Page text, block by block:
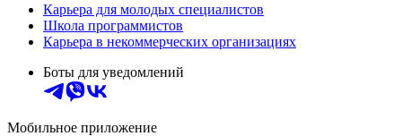
Карьера для молодых специалистов
Школа программистов
Карьера в некоммерческих организациях
Боты для уведомлений
Мобильное приложение